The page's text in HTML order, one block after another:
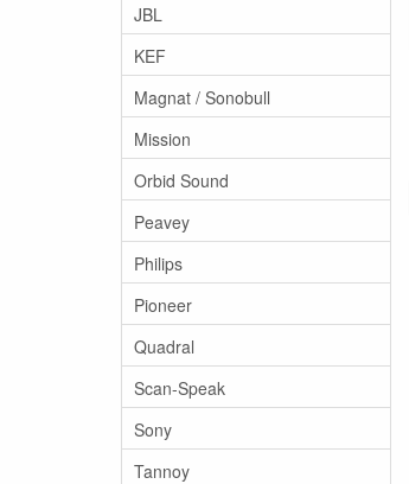
JBL
KEF
Magnat / Sonobull
Mission
Orbid Sound
Peavey
Philips
Pioneer
Quadral
Scan-Speak
Sony
Tannoy